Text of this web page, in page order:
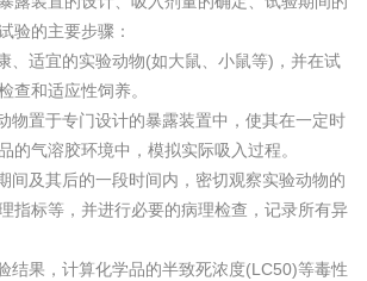
验的主要步骤：
、适宜的实验动物(如大鼠、小鼠等)，并在试
查和适应性饲养。
物置于专门设计的暴露装置中，使其在一定时
的气溶胶环境中，模拟实际吸入过程。
间及其后的一段时间内，密切观察实验动物的
指标等，并进行必要的病理检查，记录所有异
结果，计算化学品的半致死浓度(LC50)等毒性
乳酸钠检测 消泡剂检测
化工助剂检测 涂料助剂检测
化工原料检测 化学品检测
工业用氯化铵检测